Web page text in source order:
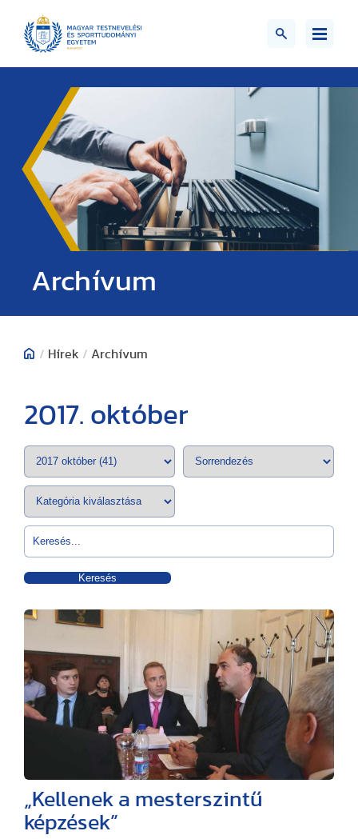
Archívum
/ Hírek / Archívum
2017. október
Keresés
„Kellenek a mesterszintű
képzések”